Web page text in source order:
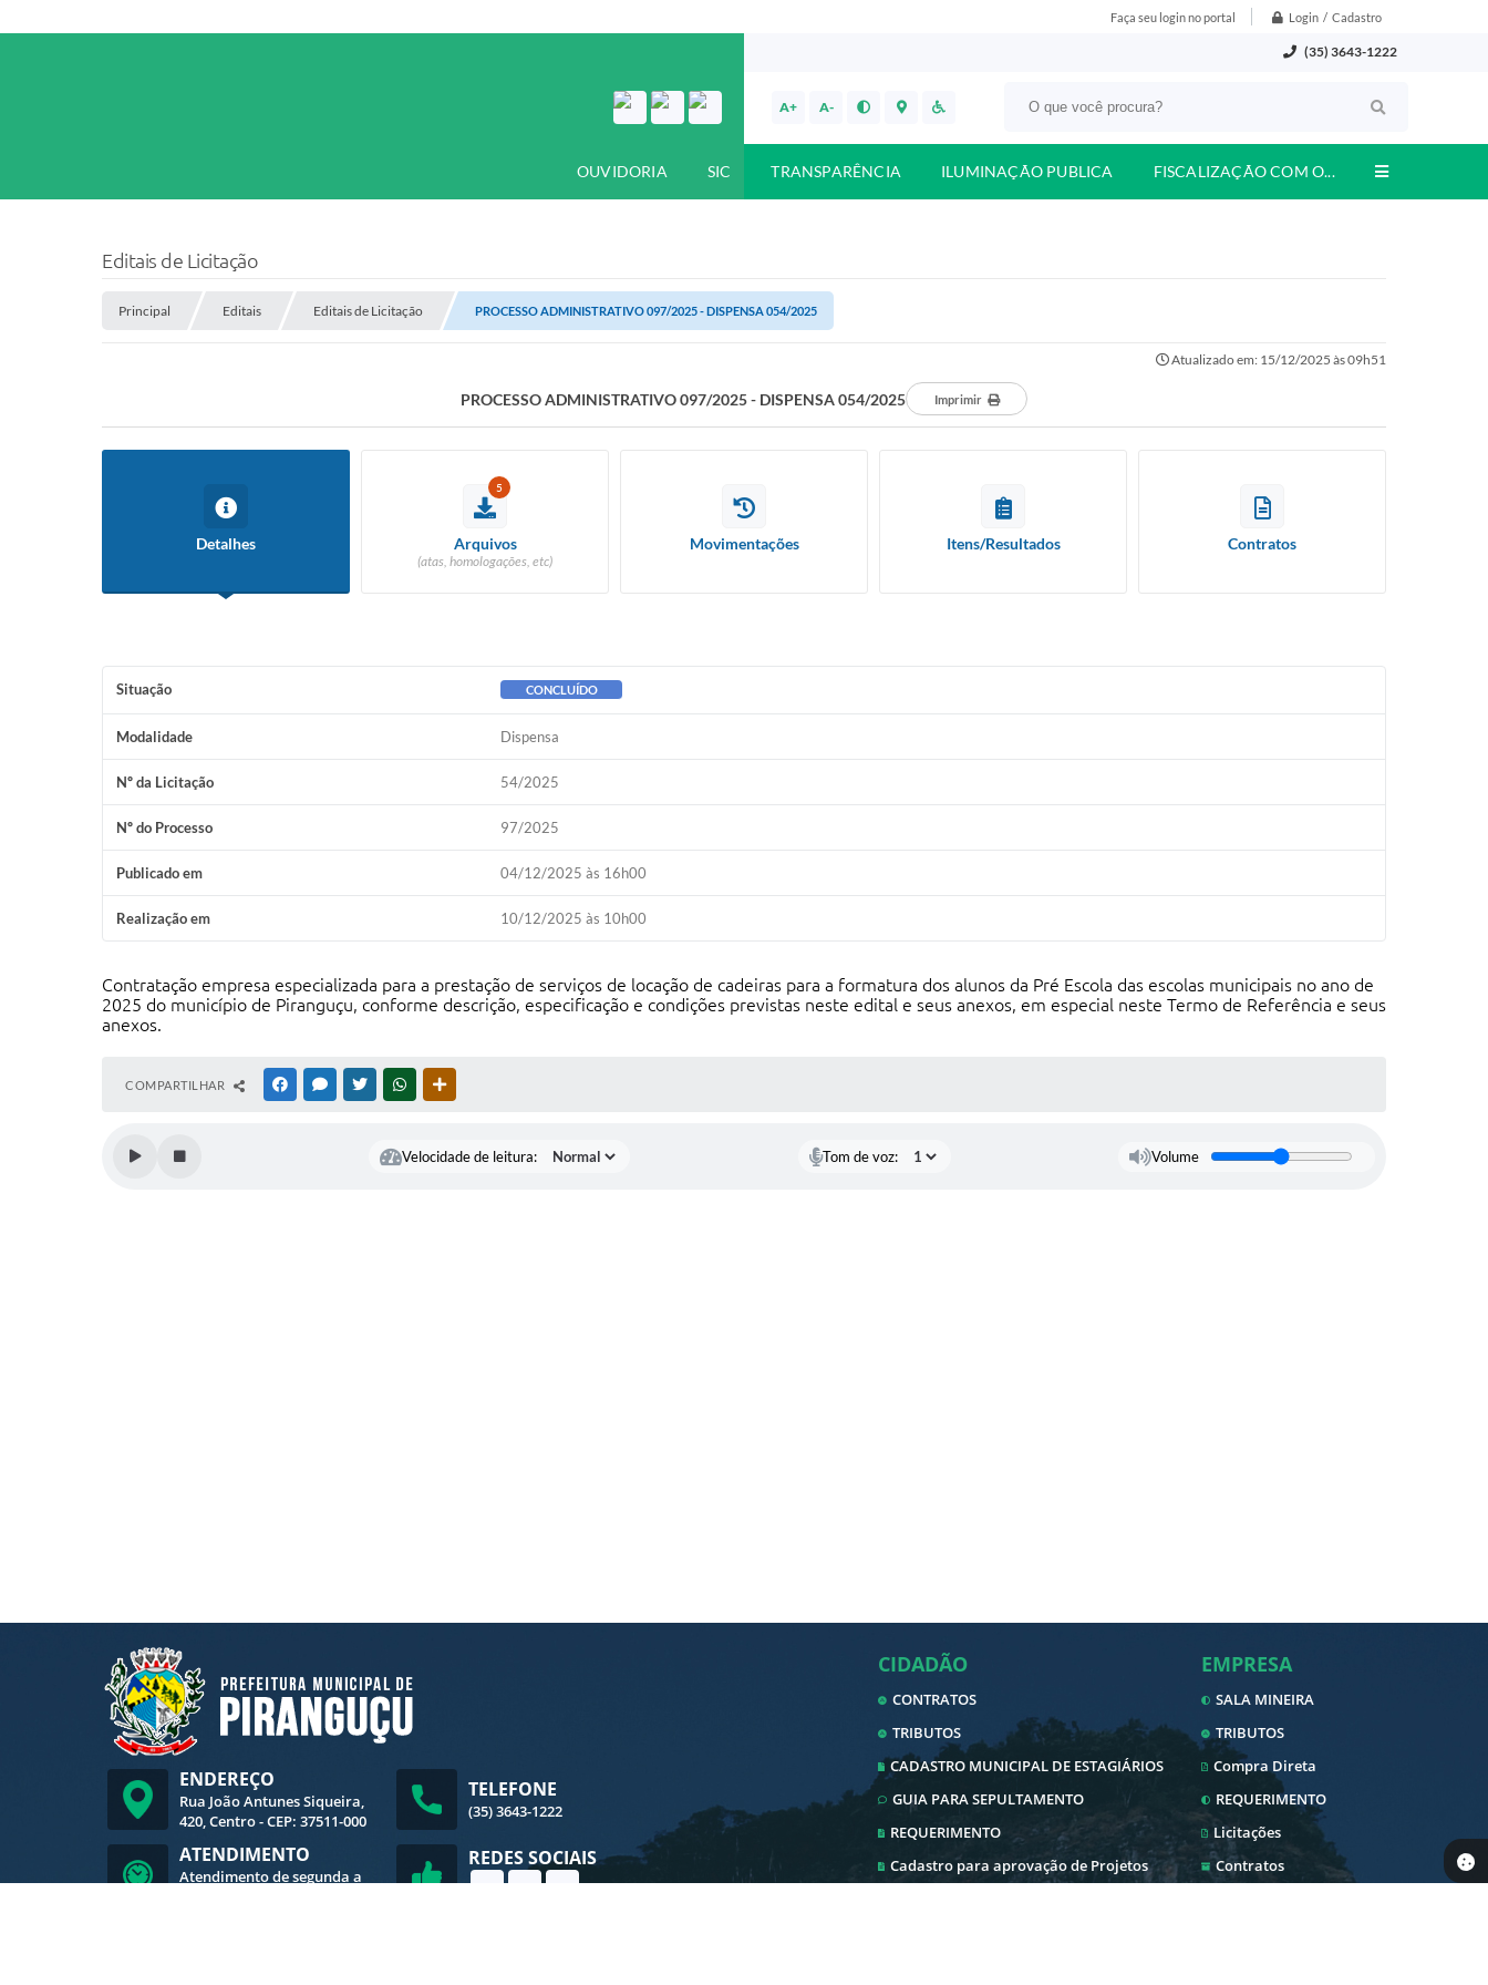
Faça seu login no portal Login / Cadastro
(35) 3643-1222
A+ A-
OUVIDORIA SIC TRANSPARÊNCIA ILUMINAÇÃO PUBLICA FISCALIZAÇÃO COM O...
Editais de Licitação
Principal Editais Editais de Licitação PROCESSO ADMINISTRATIVO 097/2025 - DISPENSA 054/2025
Atualizado em: 15/12/2025 às 09h51
PROCESSO ADMINISTRATIVO 097/2025 - DISPENSA 054/2025 Imprimir
Detalhes
5
Arquivos
(atas, homologações, etc)
Movimentações Itens/Resultados Contratos
Situação CONCLUÍDO
Modalidade Dispensa
Nº da Licitação 54/2025
Nº do Processo 97/2025
Publicado em 04/12/2025 às 16h00
Realização em 10/12/2025 às 10h00
Contratação empresa especializada para a prestação de serviços de locação de cadeiras para a formatura dos alunos da Pré Escola das escolas municipais no ano de
2025 do município de Piranguçu, conforme descrição, especificação e condições previstas neste edital e seus anexos, em especial neste Termo de Referência e seus
anexos.
COMPARTILHAR FACEBOOKMESSENGER
TWITTERWHATSAPP
Velocidade de leitura: Tom de voz: Volume
ENDEREÇO
Rua João Antunes Siqueira,
420, Centro - CEP: 37511-000
TELEFONE
(35) 3643-1222
ATENDIMENTO
Atendimento de segunda a
REDES SOCIAIS
CIDADÃO
CONTRATOS
TRIBUTOS
CADASTRO MUNICIPAL DE ESTAGIÁRIOS
GUIA PARA SEPULTAMENTO
REQUERIMENTO
Cadastro para aprovação de Projetos
EMPRESA
SALA MINEIRA
TRIBUTOS
Compra Direta
REQUERIMENTO
Licitações
Contratos